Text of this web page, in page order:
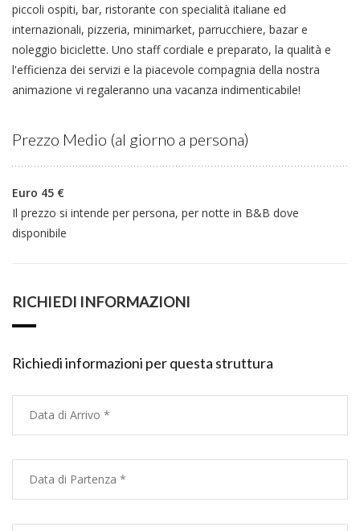
piccoli ospiti, bar, ristorante con specialità italiane ed
internazionali, pizzeria, minimarket, parrucchiere, bazar e
noleggio biciclette. Uno staff cordiale e preparato, la qualità e
l'efficienza dei servizi e la piacevole compagnia della nostra
animazione vi regaleranno una vacanza indimenticabile!
Prezzo Medio (al giorno a persona)
Euro 45 €
Il prezzo si intende per persona, per notte in B&B dove
disponibile
RICHIEDI INFORMAZIONI
Richiedi informazioni per questa struttura